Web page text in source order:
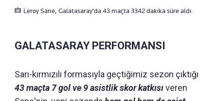
Leroy Sane, Galatasaray'da 43 maçta 3342 dakika süre aldı.
GALATASARAY PERFORMANSI
Sarı-kırmızılı formasıyla geçtiğimiz sezon çıktığı
43 maçta 7 gol ve 9 asistlik skor katkısıveren